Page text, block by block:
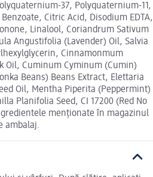
37, Polyquaternium-11,
Citric Acid, Disodium EDTA,
Linalool, Coriandrum Sativum
Angustifolia (Lavender) Oil, Salvia
Cinnamonmum
Oil, Cuminum Cyminum (Cumin)
Beans) Beans Extract, Elettaria
Oil, Mentha Piperita (Peppermint)
Planifolia Seed, CI 17200 (Red No
menționate în magazinul
ambalaj.